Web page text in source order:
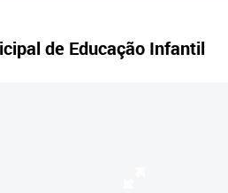
de Educação Infantil